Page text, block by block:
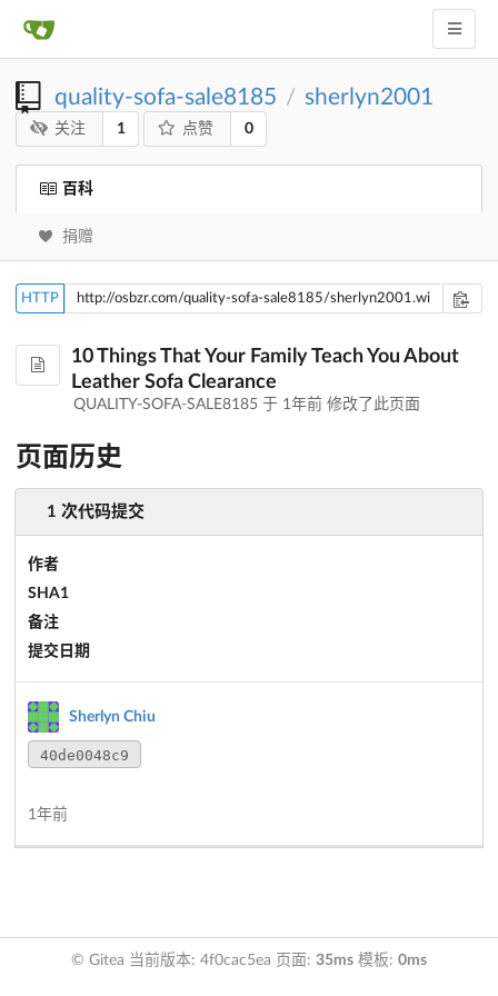
quality-sofa-sale8185 / sherlyn2001
关注 1 点赞 0
百科
捐赠
HTTP
10 Things That Your Family Teach You About
Leather Sofa Clearance
QUALITY-SOFA-SALE8185 于 1年前 修改了此页面
页面历史
1 次代码提交
作者
SHA1
备注
提交日期
Sherlyn Chiu
40de0048c9
1年前
© Gitea 当前版本: 4f0cac5ea 页面: 35ms 模板: 0ms